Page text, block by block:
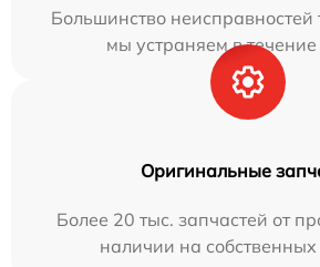
Большинство неисправностей
мы устраняем в течение
Оригинальные
Более 20 тыс. запчастей от
наличии на